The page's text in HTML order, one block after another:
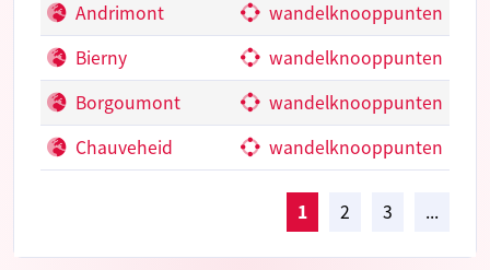
Andrimont
wandelknooppunten
Bierny
wandelknooppunten
Borgoumont
wandelknooppunten
Chauveheid
wandelknooppunten
1 2 3 ...